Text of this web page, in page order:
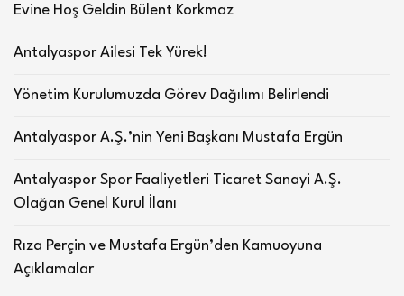
Evine Hoş Geldin Bülent Korkmaz
Antalyaspor Ailesi Tek Yürek!
Yönetim Kurulumuzda Görev Dağılımı Belirlendi
Antalyaspor A.Ş.’nin Yeni Başkanı Mustafa Ergün
Antalyaspor Spor Faaliyetleri Ticaret Sanayi A.Ş.
Olağan Genel Kurul İlanı
Rıza Perçin ve Mustafa Ergün’den Kamuoyuna
Açıklamalar